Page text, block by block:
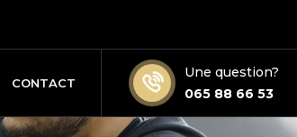
CONTACT
Une question?
065 88 66 53